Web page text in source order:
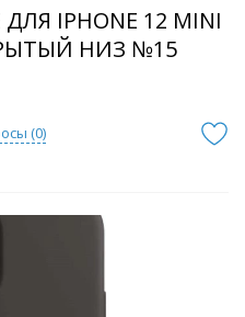
ДЛЯ IPHONE 12 MINI
НИЗ №15
(0)